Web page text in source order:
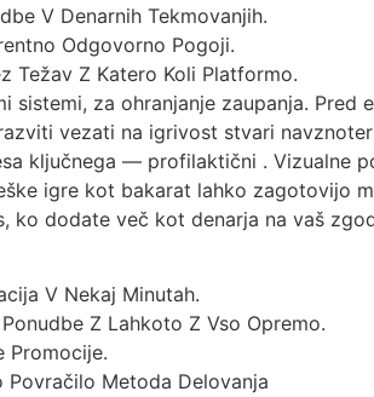
V Denarnih Tekmovanjih.
Odgovorno Pogoji.
Težav Z Katero Koli Platformo.
sistemi, za ohranjanje zaupanja.
vezati na igrivost stvari
ključnega — profilaktični . Vizualne
igre kot bakarat lahko zagotovijo
ko dodate več kot denarja na vaš
V Nekaj Minutah.
Z Lahkoto Z Vso Opremo.
Promocije.
Povračilo Metoda Delovanja